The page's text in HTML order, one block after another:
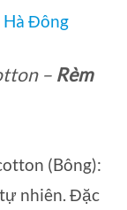
Hà Đông
– Rèm
(Bông):
nhiên. Đặc